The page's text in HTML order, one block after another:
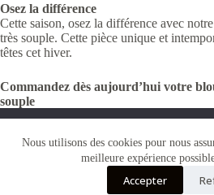
Nous utilisons des cookies pour nous
meilleure expérience
Accepter
Osez la différence
Cette saison, osez la différence avec
très souple. Cette pièce unique et
têtes cet hiver.
Commandez dès aujourd’hui votre
souple
N’attendez plus pour commander votre
expérience sur notre site web. Si
site, nous supposerons que